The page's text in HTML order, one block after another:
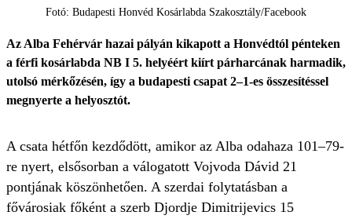
Fotó: Budapesti Honvéd Kosárlabda Szakosztály/Facebook
Az Alba Fehérvár hazai pályán kikapott a Honvédtól pénteken
a férfi kosárlabda NB I 5. helyéért kiírt párharcának harmadik,
utolsó mérkőzésén, így a budapesti csapat 2–1-es összesítéssel
megnyerte a helyosztót.
A csata hétfőn kezdődött, amikor az Alba odahaza 101–79-
re nyert, elsősorban a válogatott Vojvoda Dávid 21
pontjának köszönhetően. A szerdai folytatásban a
fővárosiak főként a szerb Djordje Dimitrijevics 15